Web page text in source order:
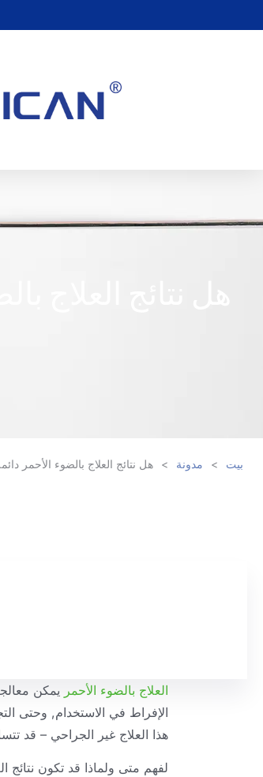
بيت > مدونة > هل نتائج العلاج بالضوء الأحمر
العلاج بالضوء الأحمر يمكن
الإفراط في الاستخدام, وحتى
هذا العلاج غير الجراحي – قد
لفهم متى ولماذا قد تكون نتائج